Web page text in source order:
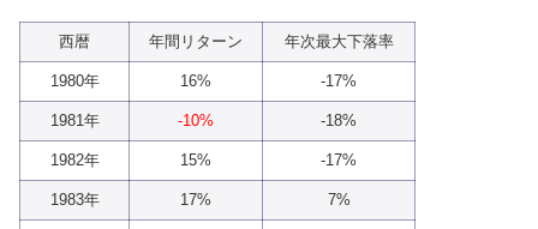
西暦 年間リターン 年次最大下落率
1980年 16% -17%
1981年 -10% -18%
1982年 15% -17%
1983年 17% 7%